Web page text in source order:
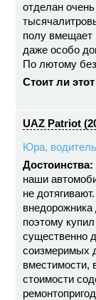
отделан
полу
даже особо
По лютому
Стоит ли
UAZ Patriot
Юра,
Достоинства:
наши
не
внедорожника
поэтому
существенно
соизмеримых
вместимости,
стоимости